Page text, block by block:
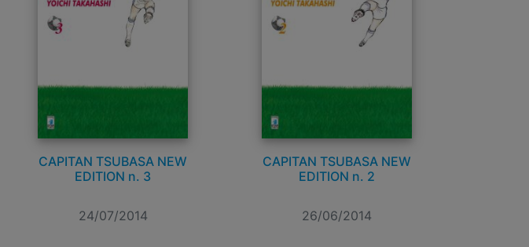
CAPITAN TSUBASA NEW
EDITION n. 3
24/07/2014
CAPITAN TSUBASA NEW
EDITION n. 2
26/06/2014